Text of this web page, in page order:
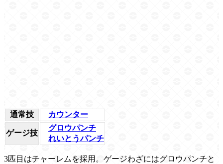
通常技 カウンター
ゲージ技
グロウパンチ
れいとうパンチ
3匹目はチャーレムを採用。ゲージわざにはグロウパンチと